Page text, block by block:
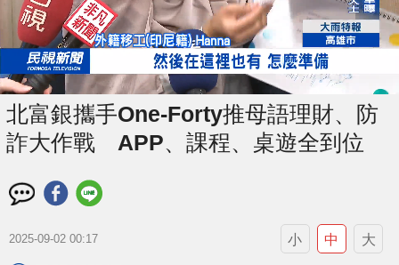
北富銀攜手One-Forty推母語理財、防
詐大作戰 APP、課程、桌遊全到位
2025-09-02 00:17 小 中 大